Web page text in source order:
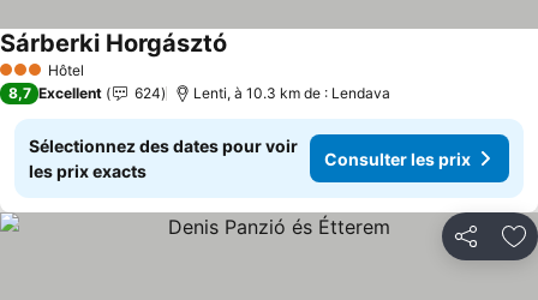
3 ÉtoilesHôtel
Sárberki Horgásztó
8,7 Excellent 624 Lenti, à 10.3 km de : Lendava
Sélectionnez des dates pour voir
les prix exacts
Consulter les prix
Partager